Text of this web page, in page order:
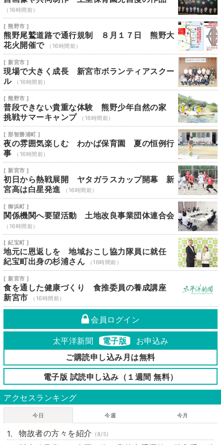
（16時間前）
[ 熊野市 ]
熊野尾鷲道路で通行規制 ８月１７日 熊野大
花火開催で
（16時間前）
[ 新宮市 ]
現場で大きく成長 新宮市ボランティアスクー
ル
（16時間前）
[ 熊野市 ]
普段できない貴重な体験 熊野少年自然の家
挑戦サマーキャンプ
（16時間前）
[ 那智勝浦町 ]
夜の雰囲気楽しむ わかば保育園 夏の恒例行
事
（16時間前）
[ 新宮市 ]
初日から熱戦展開 ヤタガラスカップ開幕 新
宮高は白星発進
（16時間前）
[ 御浜町 ]
関係機関へ要望活動 土地改良事業団体連合会
（16時間前）
[ 紀宝町 ]
地元に恩返しを 地域おこし協力隊員に就任
紀宝町出身の杉浦さん
（16時間前）
[ 新宮市 ]
食を通した健康づくり 食推委員の養成講座
新宮市
（16時間前）
会員ログイン
太平洋新聞 電子版
お申込み
ご購読申し込み月は無料
電子版 試読申し込み（１週間 無料）
アクセスランキング
今日 今週 今月
物故者の方々を紹介 (8/5)